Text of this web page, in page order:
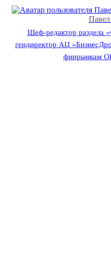
Шеф-редактор раздела
гендиректор АЦ
финрынкам